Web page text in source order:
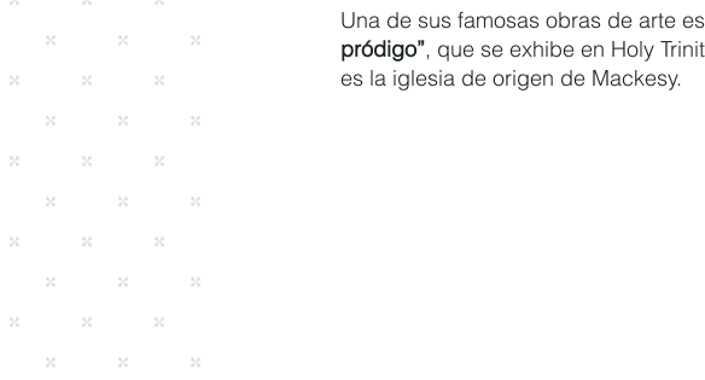
Una de sus famosas obras de arte
pródigo”, que se exhibe en Holy
es la iglesia de origen de Mackesy.